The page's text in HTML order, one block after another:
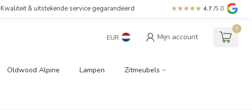
Kwaliteit & uitstekende service gegarandeerd 4.7 /5.0
EUR Mijn account
0
Oldwood Alpine Lampen Zitmeubels